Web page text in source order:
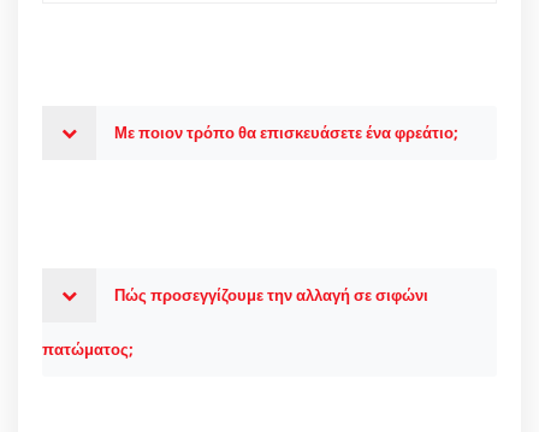
Με ποιον τρόπο θα επισκευάσετε ένα φρεάτιο;
Πώς προσεγγίζουμε την αλλαγή σε σιφώνι
πατώματος;